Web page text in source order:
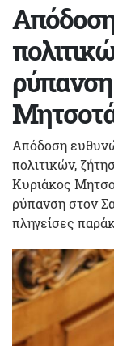
Απόδοση
ρύπανση
Απόδοση
πολιτικών,
Κυριάκος
ρύπανση στον
πληγείσες